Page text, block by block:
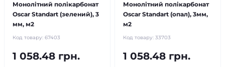
Монолітний полікарбонат
Oscar Standart (зелений), 3
мм, м2
Код товару: 67403
1 058.48 грн.
Монолітний полікарбонат
Oscar Standart (опал), 3мм,
м2
Код товару: 33703
1 058.48 грн.